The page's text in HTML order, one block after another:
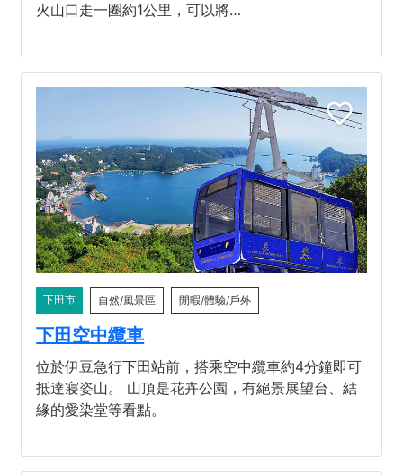
火山口走一圈約1公里，可以將…
下田市 自然/風景區 閒暇/體驗/戶外
下田空中纜車
位於伊豆急行下田站前，搭乘空中纜車約4分鐘即可
抵達寢姿山。 山頂是花卉公園，有絕景展望台、結
緣的愛染堂等看點。